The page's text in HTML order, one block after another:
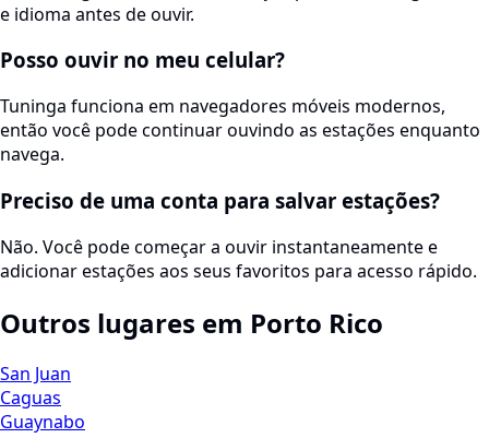
e idioma antes de ouvir.
Posso ouvir no meu celular?
Tuninga funciona em navegadores móveis modernos,
então você pode continuar ouvindo as estações enquanto
navega.
Preciso de uma conta para salvar estações?
Não. Você pode começar a ouvir instantaneamente e
adicionar estações aos seus favoritos para acesso rápido.
Outros lugares em Porto Rico
San Juan
Caguas
Guaynabo